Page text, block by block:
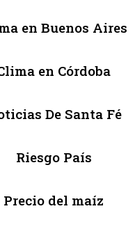
en Buenos Aires
en Córdoba
De Santa Fé
Riesgo País
Precio del maíz